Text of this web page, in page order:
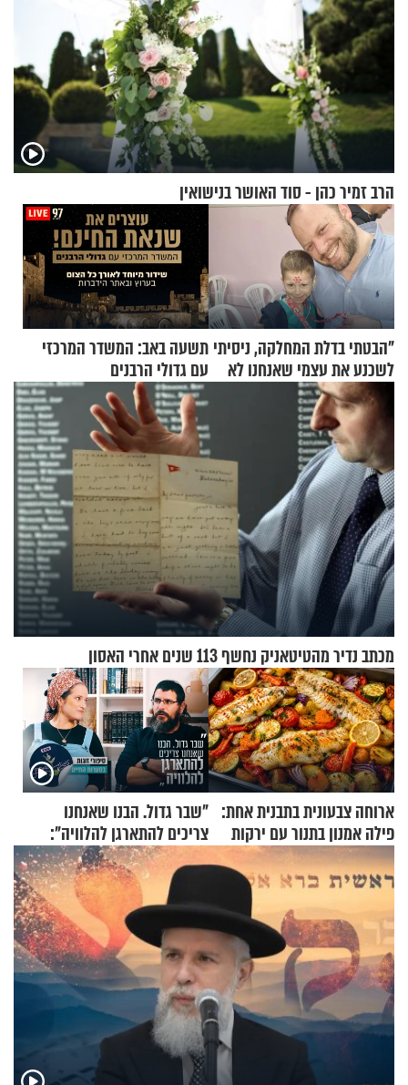
הרב זמיר כהן - סוד האושר בנישואין
"הבטתי בדלת המחלקה, ניסיתי
לשכנע את עצמי שאנחנו לא
שייכים לשם"
תשעה באב: המשדר המרכזי
עם גדולי הרבנים
מכתב נדיר מהטיטאניק נחשף 113 שנים אחרי האסון
ארוחה צבעונית בתבנית אחת:
פילה אמנון בתנור עם ירקות
"שבר גדול. הבנו שאנחנו
צריכים להתארגן להלוויה":
זוגיות במבחן, הפעם עם מרים
וגד דנינו